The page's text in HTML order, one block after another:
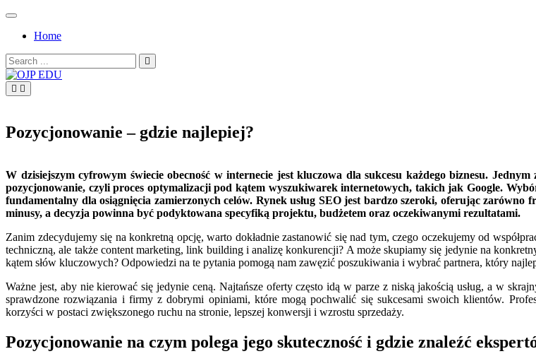
Skip
contentHome
Search
for:
Pozycjonowanie – gdzie najlepiej?
W dzisiejszym cyfrowym świecie obecność w internecie jest kluczowa dla sukcesu każdego biznesu.
pozycjonowanie, czyli proces optymalizacji pod kątem wyszukiwarek internetowych, takich jak Google.
fundamentalny dla osiągnięcia zamierzonych celów. Rynek usług SEO jest bardzo szeroki, oferując
minusy, a decyzja powinna być podyktowana specyfiką projektu, budżetem oraz oczekiwanymi rezultatami.
Zanim zdecydujemy się na konkretną opcję, warto dokładnie zastanowić się nad tym, czego oczekujemy od
techniczną, ale także content marketing, link building i analizę konkurencji? A może skupiamy się jedynie na
kątem słów kluczowych? Odpowiedzi na te pytania pomogą nam zawęzić poszukiwania i wybrać partnera, który
Ważne jest, aby nie kierować się jedynie ceną. Najtańsze oferty często idą w parze z niską jakością usług, a w
sprawdzone rozwiązania i firmy z dobrymi opiniami, które mogą pochwalić się sukcesami swoich klientów.
korzyści w postaci zwiększonego ruchu na stronie, lepszej konwersji i wzrostu sprzedaży.
Pozycjonowanie na czym polega jego skuteczność i gdzie znaleźć